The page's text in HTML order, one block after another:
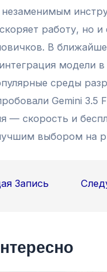
незаменимым
работу, но
В
модели в
среды
Gemini 3.5
— скорость и
выбором на
Запись